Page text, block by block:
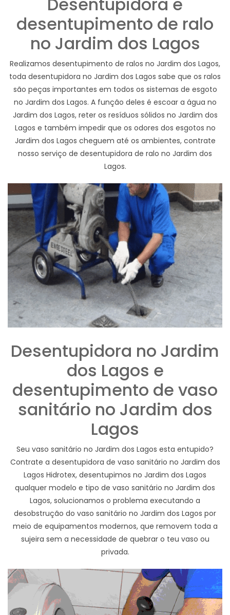
desentupimento de ralo
no Jardim dos Lagos
Realizamos desentupimento de ralos no Jardim dos Lagos,
toda desentupidora no Jardim dos Lagos sabe que os ralos
são peças importantes em todos os sistemas de esgoto
no Jardim dos Lagos. A função deles é escoar a água no
Jardim dos Lagos, reter os resíduos sólidos no Jardim dos
Lagos e também impedir que os odores dos esgotos no
Jardim dos Lagos cheguem até os ambientes, contrate
nosso serviço de desentupidora de ralo no Jardim dos
Lagos.
Desentupidora no Jardim
dos Lagos e
desentupimento de vaso
sanitário no Jardim dos
Lagos
Seu vaso sanitário no Jardim dos Lagos esta entupido?
Contrate a desentupidora de vaso sanitário no Jardim dos
Lagos Hidrotex, desentupimos no Jardim dos Lagos
qualquer modelo e tipo de vaso sanitário no Jardim dos
Lagos, solucionamos o problema executando a
desobstrução do vaso sanitário no Jardim dos Lagos por
meio de equipamentos modernos, que removem toda a
sujeira sem a necessidade de quebrar o teu vaso ou
privada.